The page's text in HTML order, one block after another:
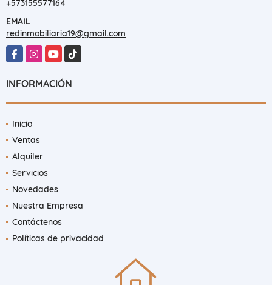
TELÉFONO
+573155577164
EMAIL
redinmobiliaria19@gmail.com
INFORMACIÓN
Inicio
Ventas
Alquiler
Servicios
Novedades
Nuestra Empresa
Contáctenos